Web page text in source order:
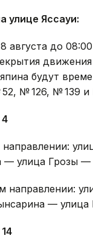
улице Яссауи:
августа до
будут
№ 126, № 139 и
— улица Грозы —
направлении:
—